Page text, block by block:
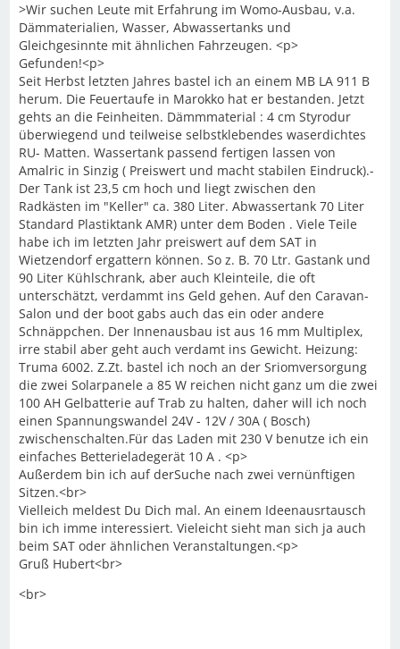
>Wir suchen Leute mit Erfahrung im Womo-Ausbau, v.a.
Dämmaterialien, Wasser, Abwassertanks und
Gleichgesinnte mit ähnlichen Fahrzeugen. <p>
Gefunden!<p>
Seit Herbst letzten Jahres bastel ich an einem MB LA 911 B
herum. Die Feuertaufe in Marokko hat er bestanden. Jetzt
gehts an die Feinheiten. Dämmmaterial : 4 cm Styrodur
überwiegend und teilweise selbstklebendes waserdichtes
RU- Matten. Wassertank passend fertigen lassen von
Amalric in Sinzig ( Preiswert und macht stabilen Eindruck).-
Der Tank ist 23,5 cm hoch und liegt zwischen den
Radkästen im "Keller" ca. 380 Liter. Abwassertank 70 Liter
Standard Plastiktank AMR) unter dem Boden . Viele Teile
habe ich im letzten Jahr preiswert auf dem SAT in
Wietzendorf ergattern können. So z. B. 70 Ltr. Gastank und
90 Liter Kühlschrank, aber auch Kleinteile, die oft
unterschätzt, verdammt ins Geld gehen. Auf den Caravan-
Salon und der boot gabs auch das ein oder andere
Schnäppchen. Der Innenausbau ist aus 16 mm Multiplex,
irre stabil aber geht auch verdamt ins Gewicht. Heizung:
Truma 6002. Z.Zt. bastel ich noch an der Sriomversorgung
die zwei Solarpanele a 85 W reichen nicht ganz um die zwei
100 AH Gelbatterie auf Trab zu halten, daher will ich noch
einen Spannungswandel 24V - 12V / 30A ( Bosch)
zwischenschalten.Für das Laden mit 230 V benutze ich ein
einfaches Betterieladegerät 10 A . <p>
Außerdem bin ich auf derSuche nach zwei vernünftigen
Sitzen.<br>
Vielleich meldest Du Dich mal. An einem Ideenausrtausch
bin ich imme interessiert. Vieleicht sieht man sich ja auch
beim SAT oder ähnlichen Veranstaltungen.<p>
Gruß Hubert<br>
<br>